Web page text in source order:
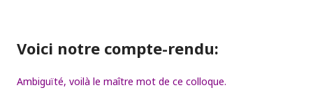
Voici notre compte-rendu:
Ambiguïté, voilà le maître mot de ce colloque.